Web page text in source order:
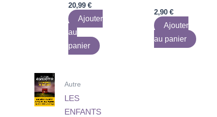
20,99€
Ajouter
au
panier
2,90 €
Ajouter
au panier
Autre
LES
ENFANTS